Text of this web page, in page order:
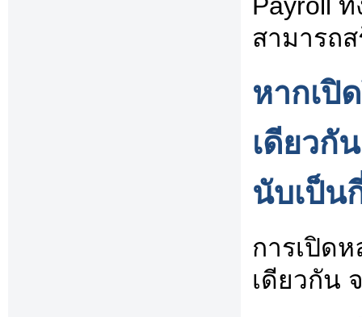
สามารถ
หากเปิ
เดียวกั
นับเป็น
การเปิด
เดียวกัน